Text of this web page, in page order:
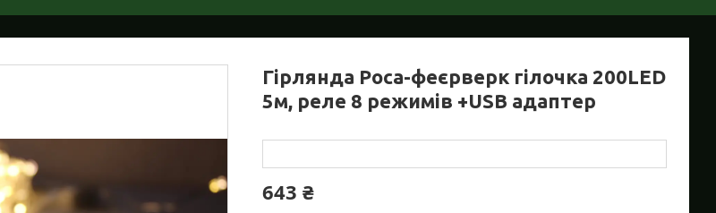
Гірлянда Роса-феєрверк гілочка 200LED
5м, реле 8 режимів +USB адаптер
643 ₴